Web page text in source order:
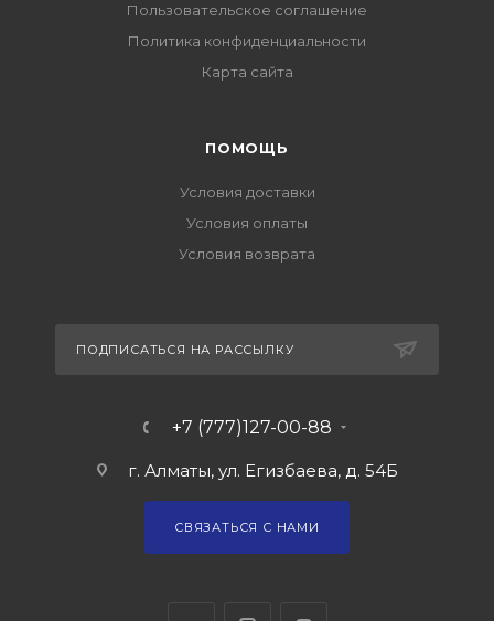
Пользовательское соглашение
Политика конфиденциальности
Карта сайта
ПОМОЩЬ
Условия доставки
Условия оплаты
Условия возврата
ПОДПИСАТЬСЯ НА РАССЫЛКУ
+7 (777)127-00-88
г. Алматы, ул. Егизбаева, д. 54Б
СВЯЗАТЬСЯ С НАМИ